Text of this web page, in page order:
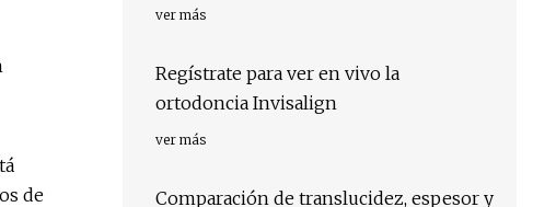
de
ver más
Regístrate para ver en vivo la
ortodoncia Invisalign
ver más
Comparación de translucidez, espesor y